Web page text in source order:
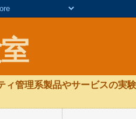
ィ管理系製品やサービスの実